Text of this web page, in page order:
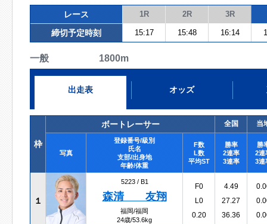
レース 1R 2R 3R
締切予定時刻 15:17 15:48 16:14
一般 1800m
出走表 オッズ
枠
ボートレーサー 全国 当
写真
登録番号/級別
氏名
支部/出身地
年齢/体重
F数
L数
平均ST
勝率
2連率
3連率
勝
2連
3連
１
5223 / B1
森清 友翔
福岡/福岡
24歳/53.6kg
F0
L0
0.20
4.49
27.27
36.36